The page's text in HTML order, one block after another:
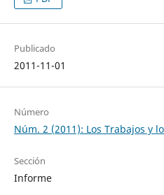
Publicado
2011-11-01
Número
Núm. 2 (2011): Los Trabajos y
Sección
Informe